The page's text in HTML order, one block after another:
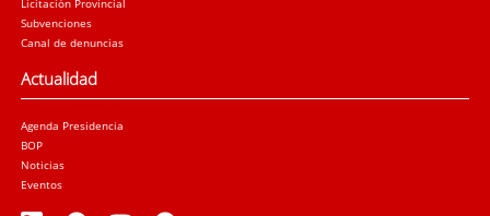
Subvenciones
Canal de denuncias
Actualidad
Agenda Presidencia
BOP
Noticias
Eventos